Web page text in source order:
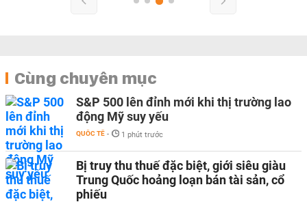
Cùng chuyên mục
S&P 500 lên đỉnh mới khi thị trường lao
động Mỹ suy yếu
QUỐC TẾ - 1 phút trước
Bị truy thu thuế đặc biệt, giới siêu giàu
Trung Quốc hoảng loạn bán tài sản, cổ
phiếu